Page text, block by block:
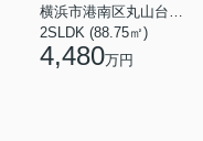
横浜市港南区丸山台２丁目
2SLDK (88.75㎡)
4,480万円